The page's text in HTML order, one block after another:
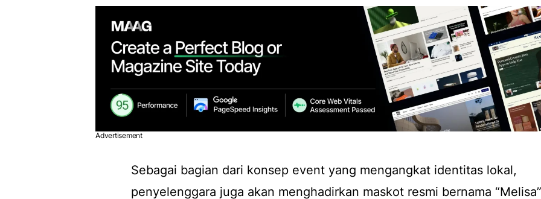
Advertisement
Sebagai bagian dari konsep event yang mengangkat identitas lokal,
penyelenggara juga akan menghadirkan maskot resmi bernama